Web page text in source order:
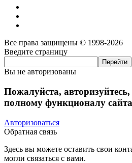
Все права защищены © 1998-2026
Введите страницу
Вы не авторизованы
Пожалуйста,
полному функционалу сайта
Авторизоваться
Обратная связь
Здесь вы можете оставить свои
могли связаться с вами.